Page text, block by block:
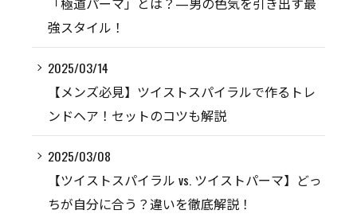
強スタイル！
2025/03/14
【メンズ必見】ツイストスパイラルで作るトレ
ンドヘア！セットのコツも解説
2025/03/08
【ツイストスパイラル vs. ツイストパーマ】どっ
ちが自分に合う？違いを徹底解説！